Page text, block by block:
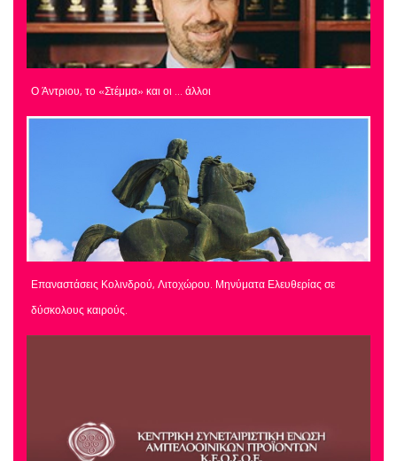
Ο Άντριου, το «Στέμμα» και οι … άλλοι
Επαναστάσεις Κολινδρού, Λιτοχώρου. Μηνύματα Ελευθερίας σε
δύσκολους καιρούς.